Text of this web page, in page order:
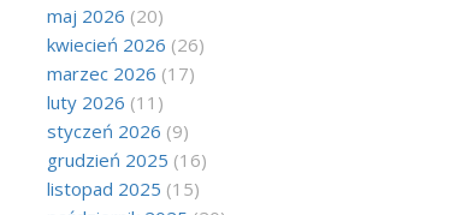
maj 2026 (20)
kwiecień 2026 (26)
marzec 2026 (17)
luty 2026 (11)
styczeń 2026 (9)
grudzień 2025 (16)
listopad 2025 (15)